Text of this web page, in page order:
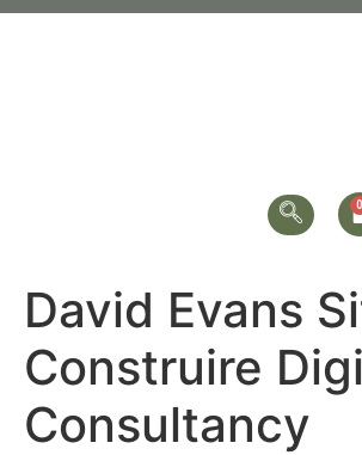
David Evans
Construire
Consultancy